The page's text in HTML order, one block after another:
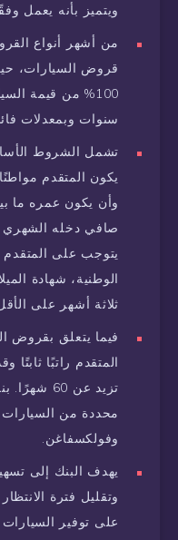
ويتميز بأنه يعمل
من أشهر أنواع
قروض السيارات،
سنوات وبمعدلات
تشمل الشروط
يكون المتقدم
يتوجب على
الوطنية، شهادة
ثلاثة أشهر على
فيما يتعلق بقروض
المتقدم راتبًا
تزيد عن
محددة من السيارات
وفولكسفاغن.
يهدف البنك إلى
وتقليل فترة